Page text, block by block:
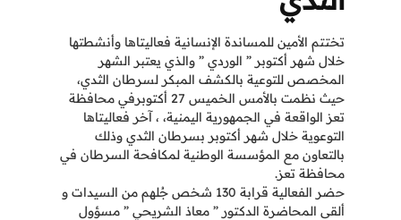
تختتم الأمين للمساندة الإنسانية فعاليتاها وأنشطتها
خلال شهر أكتوبر ” الوردي ” والذي يعتبر الشهر
المخصص للتوعية بالكشف المبكر لسرطان الثدي،
حيث نظمت بالأمس الخميس 27 أكتوبرفي محافظة
تعز الواقعة في الجمهورية اليمنية، ، آخر فعاليتاها
التوعوية خلال شهر أكتوبر بسرطان الثدي وذلك
بالتعاون مع المؤسسة الوطنية لمكافحة السرطان في
محافظة تعز.
حضر الفعالية قرابة 130 شخص جُلهم من السيدات و
ألقى المحاضرة الدكتور ” معاذ الشريحي ” مسؤول